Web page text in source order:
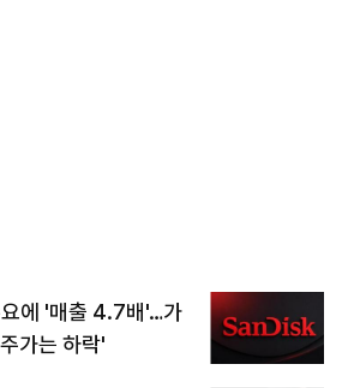
에 '매출 4.7배'…가
가는 하락'